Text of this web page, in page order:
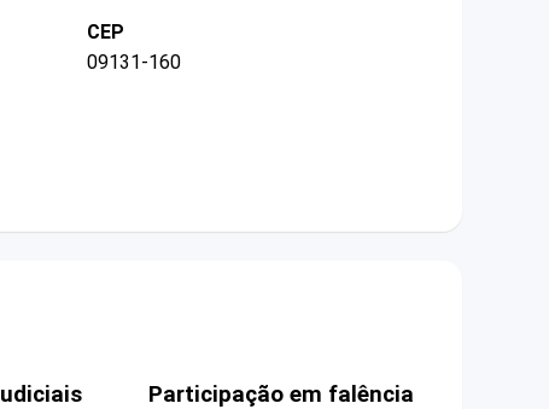
CEP
09131-160
Participação em falência